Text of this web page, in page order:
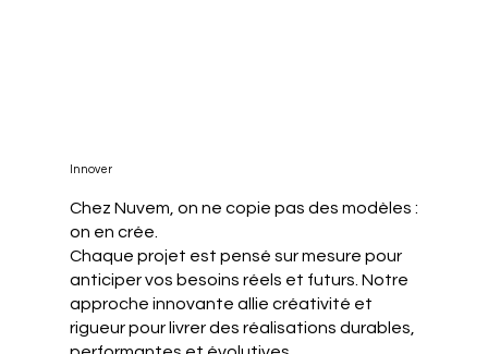
Chez Nuvem, on ne copie pas des modèles :
on en crée.
Chaque projet est pensé sur mesure pour
anticiper vos besoins réels et futurs. Notre
approche innovante allie créativité et
rigueur pour livrer des réalisations durables,
Innover